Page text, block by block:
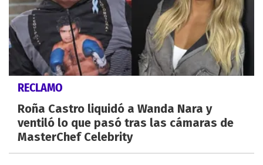
RECLAMO
Roña Castro liquidó a Wanda Nara y
ventiló lo que pasó tras las cámaras de
MasterChef Celebrity